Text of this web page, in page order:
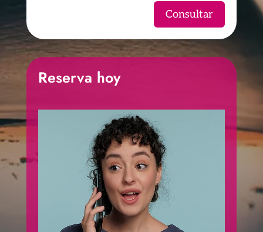
Consultar
Reserva hoy